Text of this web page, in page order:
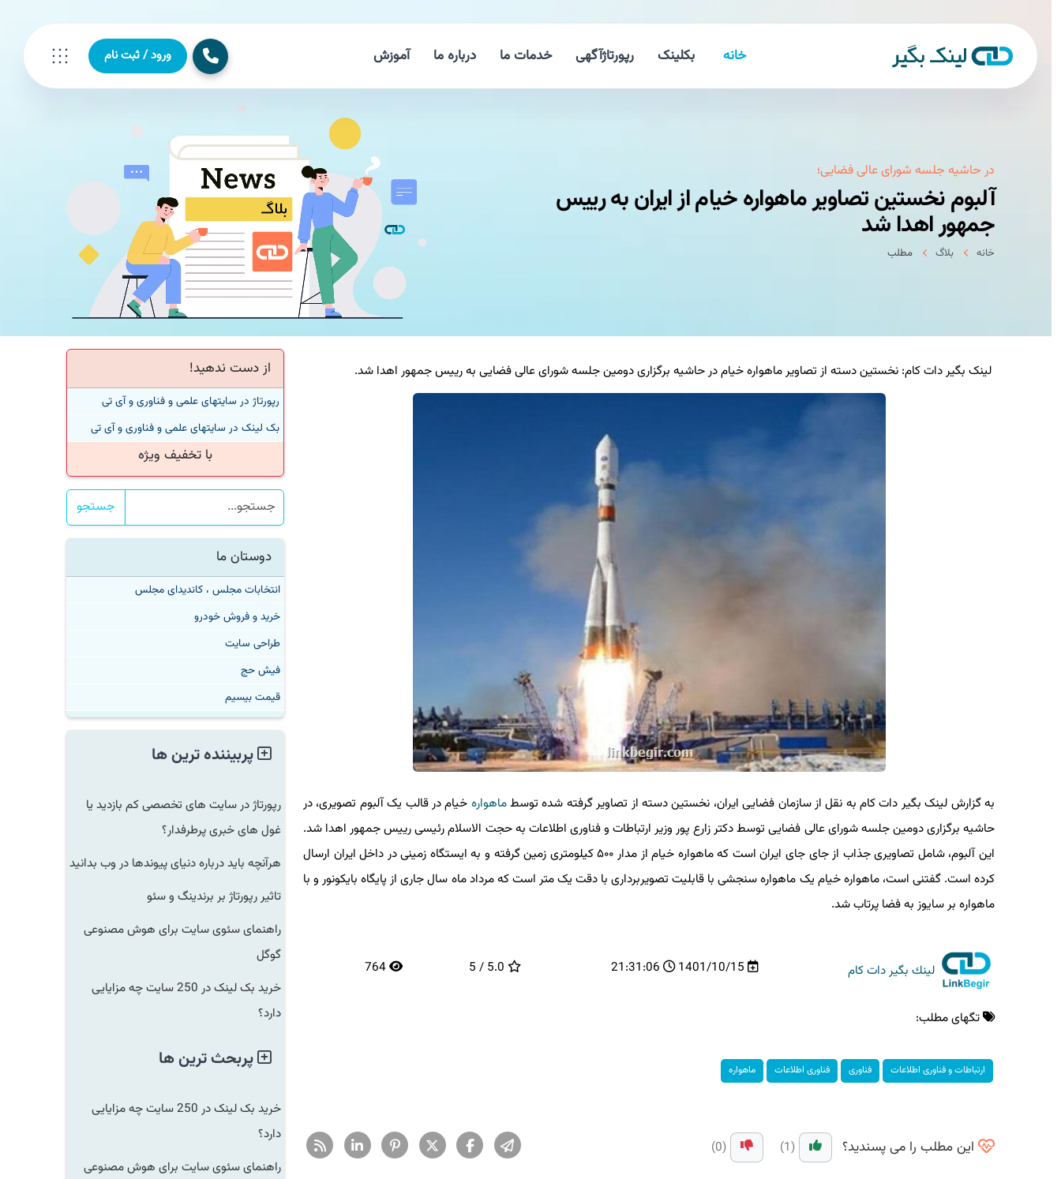
خانه بکلینک رپورتاژآگهی خدمات ما درباره ما آموزش ورود / ثبت نام
در حاشیه جلسه شورای عالی فضایی؛
آلبوم نخستین تصاویر ماهواره خیام از ایران به رییس
جمهور اهدا شد
خانه بلاگ مطلب
لینک بگیر دات کام: نخستین دسته از تصاویر ماهواره خیام در حاشیه برگزاری دومین جلسه شورای عالی فضایی به رییس جمهور اهدا شد.
به گزارش لینک بگیر دات کام به نقل از سازمان فضایی ایران، نخستین دسته از تصاویر گرفته شده توسطماهوارهخیام در قالب یک آلبوم تصویری، در
حاشیه برگزاری دومین جلسه شورای عالی فضایی توسط دکتر زارع پور وزیر ارتباطات و فناوری اطلاعات به حجت الاسلام رئیسی رییس جمهور اهدا شد.
این آلبوم، شامل تصاویری جذاب از جای جای ایران است که ماهواره خیام از مدار ۵۰۰ کیلومتری زمین گرفته و به ایستگاه زمینی در داخل ایران ارسال
کرده است. گفتنی است، ماهواره خیام یک ماهواره سنجشی با قابلیت تصویربرداری با دقت یک متر است که مرداد ماه سال جاری از پایگاه بایکونور و با
ماهواره بر سایوز به فضا پرتاب شد.
لینك بگیر دات كام 1401/10/15
21:31:06
5.0 / 5
764
تگهای مطلب:
ارتباطات و فناوری اطلاعات فناوری فناوری اطلاعات ماهواره
این مطلب را می پسندید؟
از دست ندهید!
رپورتاژ در سایتهای علمی و فناوری و آی تی
بک لینک در سایتهای علمی و فناوری و آی تی
با تخفیف ویژه
جستجو
دوستان ما
انتخابات مجلس ، کاندیدای مجلس
خرید و فروش خودرو
طراحی سایت
فیش حج
قیمت بیسیم
پربیننده ترین ها
رپورتاژ در سایت های تخصصی کم بازدید یا
غول های خبری پرطرفدار؟
هرآنچه باید درباره دنیای پیوندها در وب بدانید
تاثیر رپورتاژ بر برندینگ و سئو
راهنمای سئوی سایت برای هوش مصنوعی
گوگل
خرید بک لینک در 250 سایت چه مزایایی
دارد؟
پربحث ترین ها
خرید بک لینک در 250 سایت چه مزایایی
دارد؟
راهنمای سئوی سایت برای هوش مصنوعی